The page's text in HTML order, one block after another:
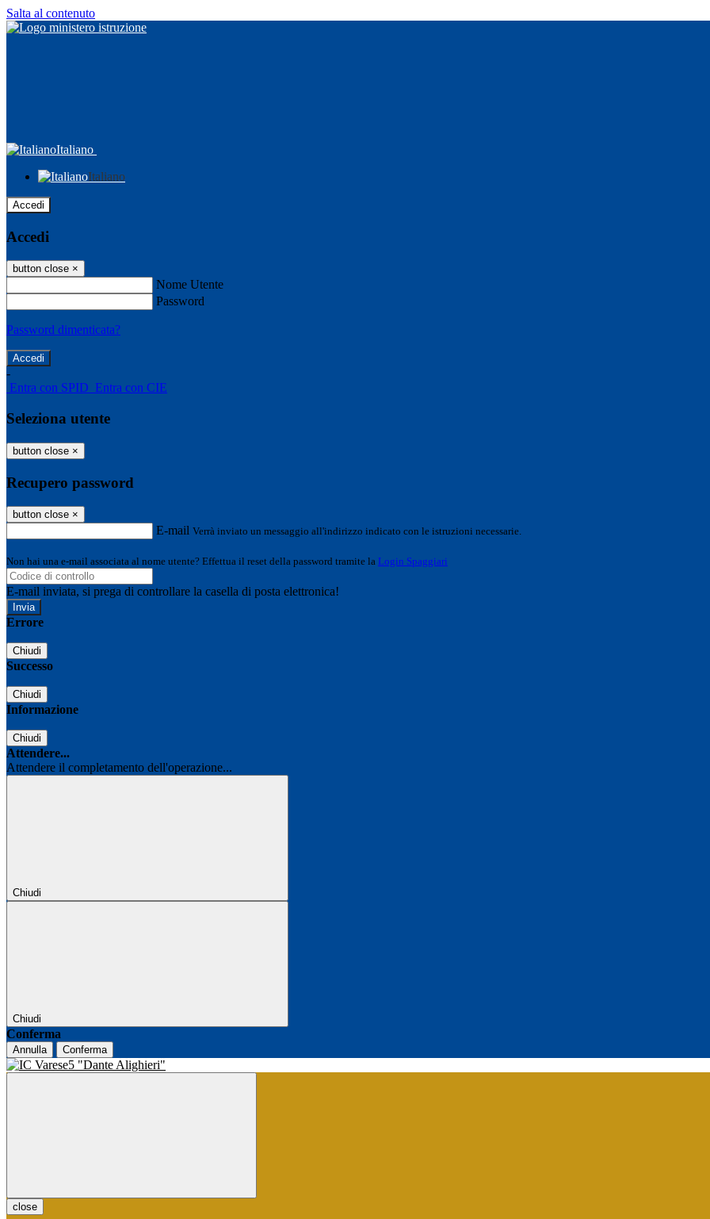
Salta al contenuto
Italiano
Italiano
Accedi
Accedi
button close ×
Nome Utente
Password
Password dimenticata?
-
Entra con SPID Entra con CIE
Seleziona utente
button close ×
Recupero password
button close ×
E-mail Verrà inviato un messaggio all'indirizzo indicato con le istruzioni necessarie.
Non hai una e-mail associata al nome utente? Effettua il reset della password tramite la Login Spaggiari
E-mail inviata, si prega di controllare la casella di posta elettronica!
Errore
Chiudi
Successo
Chiudi
Informazione
Chiudi
Attendere...
Attendere il completamento dell'operazione...
Chiudi
Chiudi
Conferma
Annulla Conferma
close